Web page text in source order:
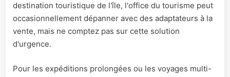
destination touristique de l'île, l'office du tourisme peut
occasionnellement dépanner avec des adaptateurs à la
vente, mais ne comptez pas sur cette solution
d'urgence.
Pour les expéditions prolongées ou les voyages multi-